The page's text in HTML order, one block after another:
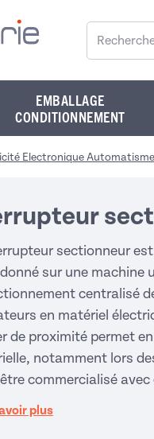
EMBALLAGE
CONDITIONNEMENT
Electronique Automatisme
sectionneur
sur une machine
centralisé
en matériel
de proximité permet
notamment lors
commercialisé
plus